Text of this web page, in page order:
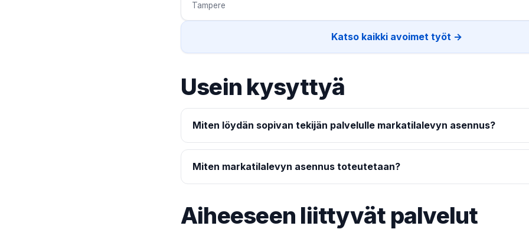
Tampere
Katso kaikki avoimet työt →
Usein kysyttyä
Miten löydän sopivan tekijän palvelulle markatilalevyn asennus?
Miten markatilalevyn asennus toteutetaan?
Aiheeseen liittyvät palvelut